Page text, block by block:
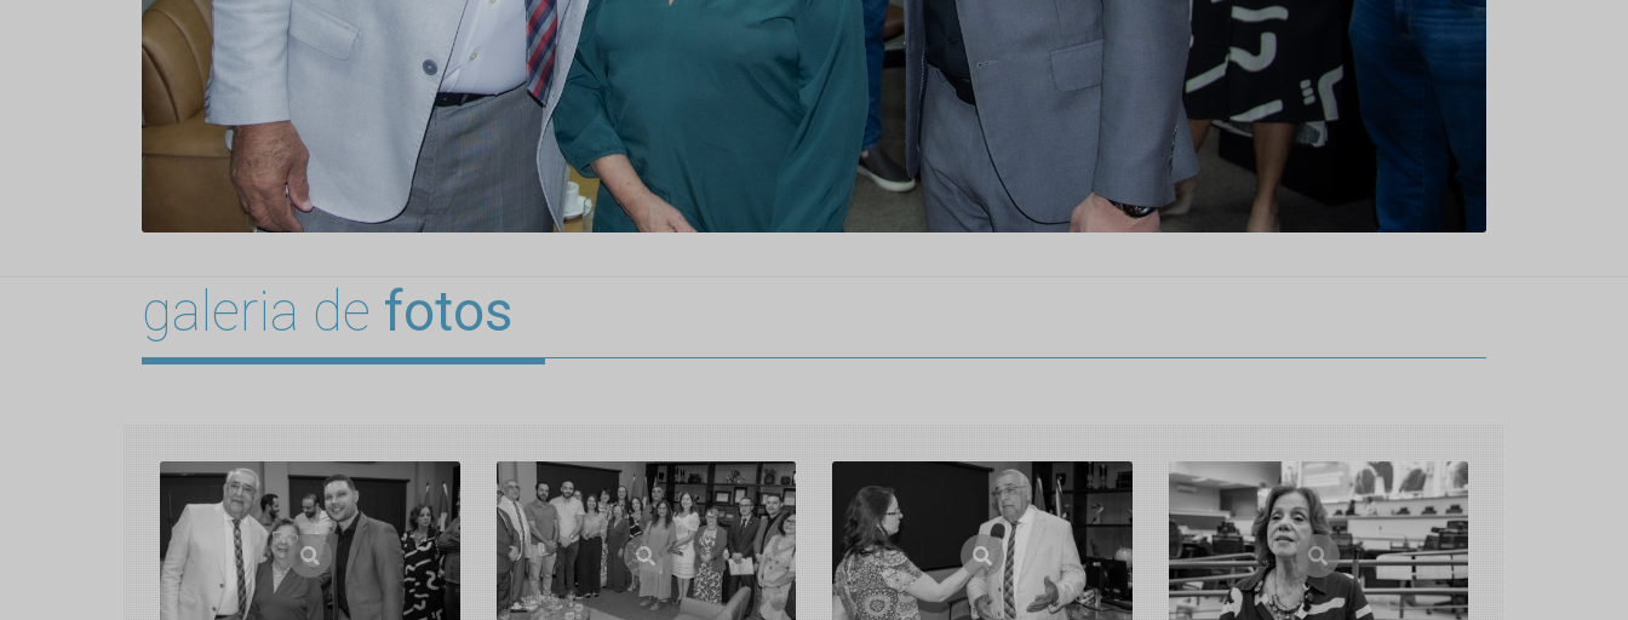
galeria de fotos